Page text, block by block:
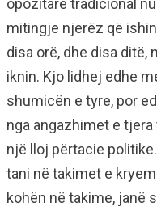
opozitare tradicional
mitingje njerëz që
disa orë, dhe disa ditë,
iknin. Kjo lidhej edhe
shumicën e tyre, por
nga angazhimet e
një lloj përtacie
tani në takimet e
kohën në takime, janë